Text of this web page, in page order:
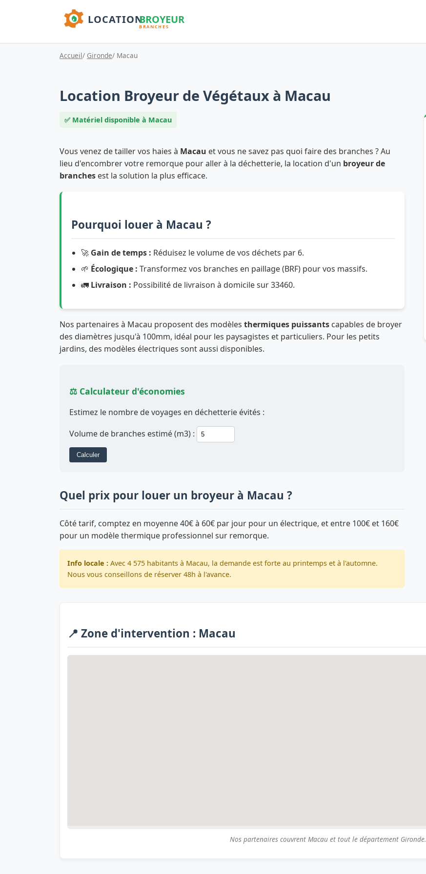
Accueil/ Gironde/ Macau
Location Broyeur de Végétaux à Macau
✅ Matériel disponible à Macau
Vous venez de tailler vos haies à Macau et vous ne savez pas quoi faire des branches ? Au
lieu d'encombrer votre remorque pour aller à la déchetterie, la location d'un broyeur de
branches est la solution la plus efficace.
Pourquoi louer à Macau ?
🚀 Gain de temps : Réduisez le volume de vos déchets par 6.
🌱 Écologique : Transformez vos branches en paillage (BRF) pour vos massifs.
🚛 Livraison : Possibilité de livraison à domicile sur 33460.
Nos partenaires à Macau proposent des modèles thermiques puissants capables de broyer
des diamètres jusqu'à 100mm, idéal pour les paysagistes et particuliers. Pour les petits
jardins, des modèles électriques sont aussi disponibles.
⚖️ Calculateur d'économies
Estimez le nombre de voyages en déchetterie évités :
Volume de branches estimé (m3) :
Calculer
Quel prix pour louer un broyeur à Macau ?
Côté tarif, comptez en moyenne 40€ à 60€ par jour pour un électrique, et entre 100€ et 160€
pour un modèle thermique professionnel sur remorque.
Info locale : Avec 4 575 habitants à Macau, la demande est forte au printemps et à l'automne.
Nous vous conseillons de réserver 48h à l'avance.
📍 Zone d'intervention : Macau
Nos partenaires couvrent Macau et tout le département Gironde.